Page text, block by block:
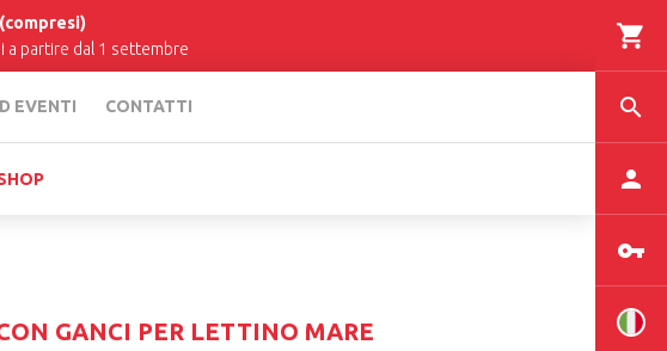
partire dal 1 settembre
EVENTI CONTATTI
GANCI PER LETTINO MARE